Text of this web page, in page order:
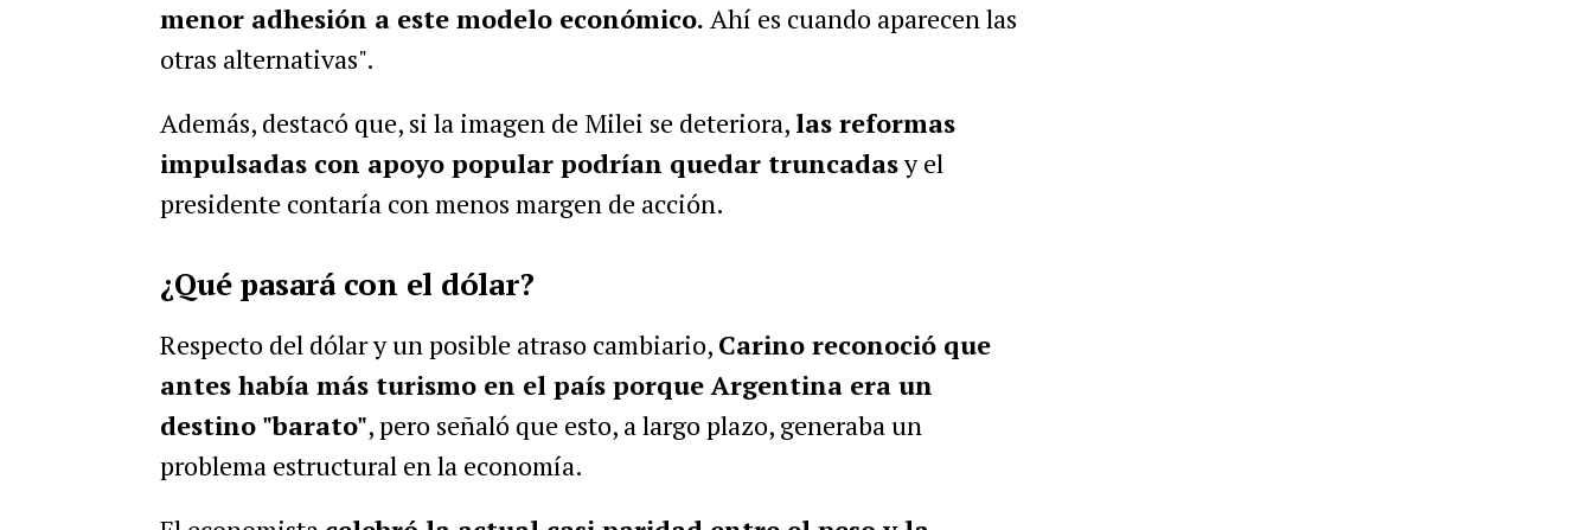
menor adhesión a este modelo económico. Ahí es cuando aparecen las
otras alternativas".
Además, destacó que, si la imagen de Milei se deteriora,las reformas
impulsadas con apoyo popular podrían quedar truncadasy el
presidente contaría con menos margen de acción.
¿Qué pasará con el dólar?
Respecto del dólar y un posible atraso cambiario, Carino reconoció que
antes había más turismo en el país porque Argentina era un
destino "barato", pero señaló que esto, a largo plazo, generaba un
problema estructural en la economía.